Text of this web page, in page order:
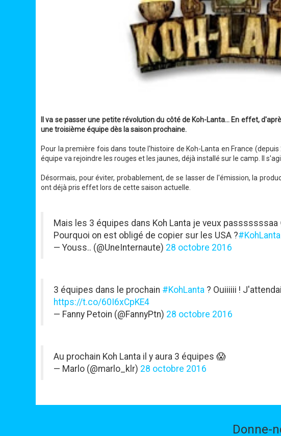
Il va se passer une petite révolution du côté de Koh-Lanta... En effet,
une troisième équipe dès la saison prochaine.
Pour la première fois dans toute l'histoire de Koh-Lanta en France
équipe va rejoindre les rouges et les jaunes, déjà installé sur le camp. Il
Désormais, pour éviter, probablement, de se lasser de l'émission, la
ont déjà pris effet lors de cette saison actuelle.
Mais les 3 équipes dans Koh Lanta je veux
Pourquoi on est obligé de copier sur les USA ?#KohLanta
— Youss.. (@UneInternaute) 28 octobre 2016
3 équipes dans le prochain #KohLanta ? Ouiiiiii !
https://t.co/60I6xCpKE4
— Fanny Petoin (@FannyPtn) 28 octobre 2016
Au prochain Koh Lanta il y aura 3 équipes 😱
— Marlo (@marlo_klr) 28 octobre 2016
Donne-